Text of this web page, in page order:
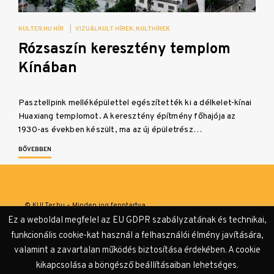
KULTER.HU HÍR VIZUÁLKULT HÍREK KULTHÍREK
Rózsaszín keresztény templom
Kínában
Pasztellpink melléképülettel egészítették ki a délkelet-kínai
Huaxiang templomot. A keresztény építmény főhajója az
1930-as években készült, ma az új épületrész…
BŐVEBBEN
© KULTer.hu – Minden jog fenntartva
Adatvédelmi tájékoztató
Ez a weboldal megfelel az EU GDPR szabályzatának és technikai,
funkcionális cookie-kat használ a felhasználói élmény javítására,
valamint a zavartalan működés biztosítása érdekében. A cookie
kikapcsolása a böngésző beállításaiban lehetséges.